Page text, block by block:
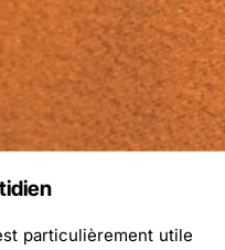
particulièrement utile